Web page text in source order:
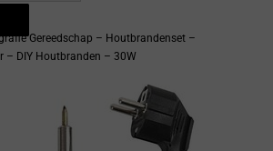
Gereedschap – Houtbrandenset –
– DIY Houtbranden – 30W